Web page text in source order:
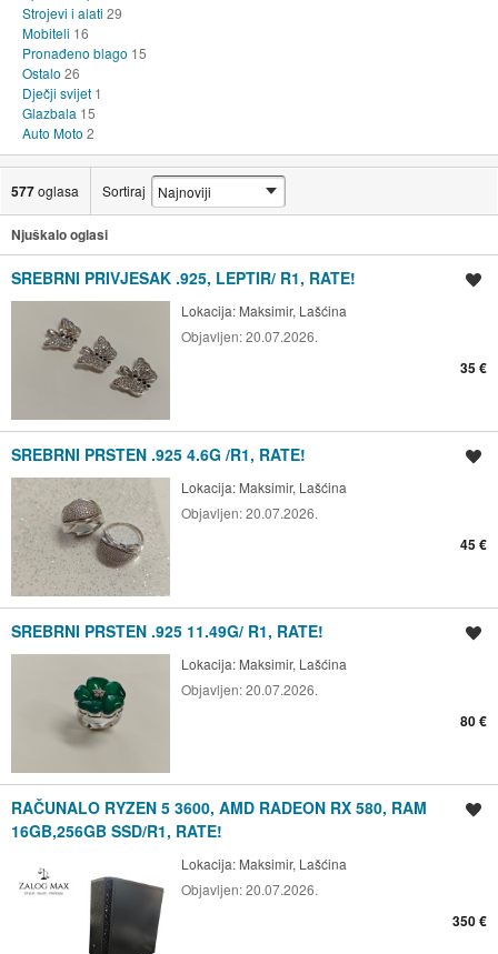
Strojevi i alati 29
Mobiteli 16
Pronađeno blago 15
Ostalo 26
Dječji svijet 1
Glazbala 15
Auto Moto 2
577oglasa Sortiraj
Njuškalo oglasi
SREBRNI PRIVJESAK .925, LEPTIR/ R1, RATE!
Lokacija: Maksimir, Lašćina
Objavljen:20.07.2026.
35 €
SREBRNI PRSTEN .925 4.6G /R1, RATE!
Lokacija: Maksimir, Lašćina
Objavljen:20.07.2026.
45 €
SREBRNI PRSTEN .925 11.49G/ R1, RATE!
Lokacija: Maksimir, Lašćina
Objavljen:20.07.2026.
80 €
RAČUNALO RYZEN 5 3600, AMD RADEON RX 580, RAM
16GB,256GB SSD/R1, RATE!
Lokacija: Maksimir, Lašćina
Objavljen:20.07.2026.
350 €